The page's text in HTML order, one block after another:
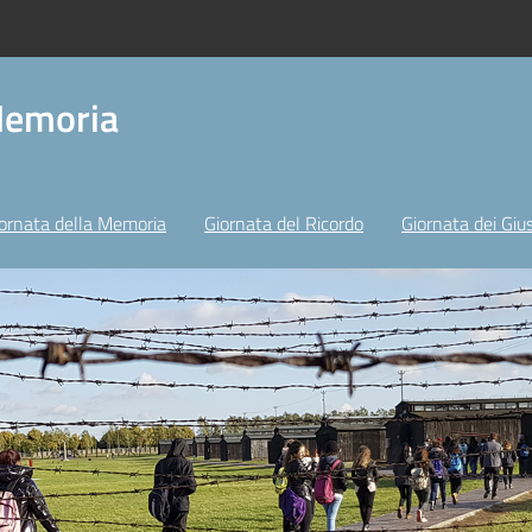
della Memoria Giornata del Ricordo Giornata dei